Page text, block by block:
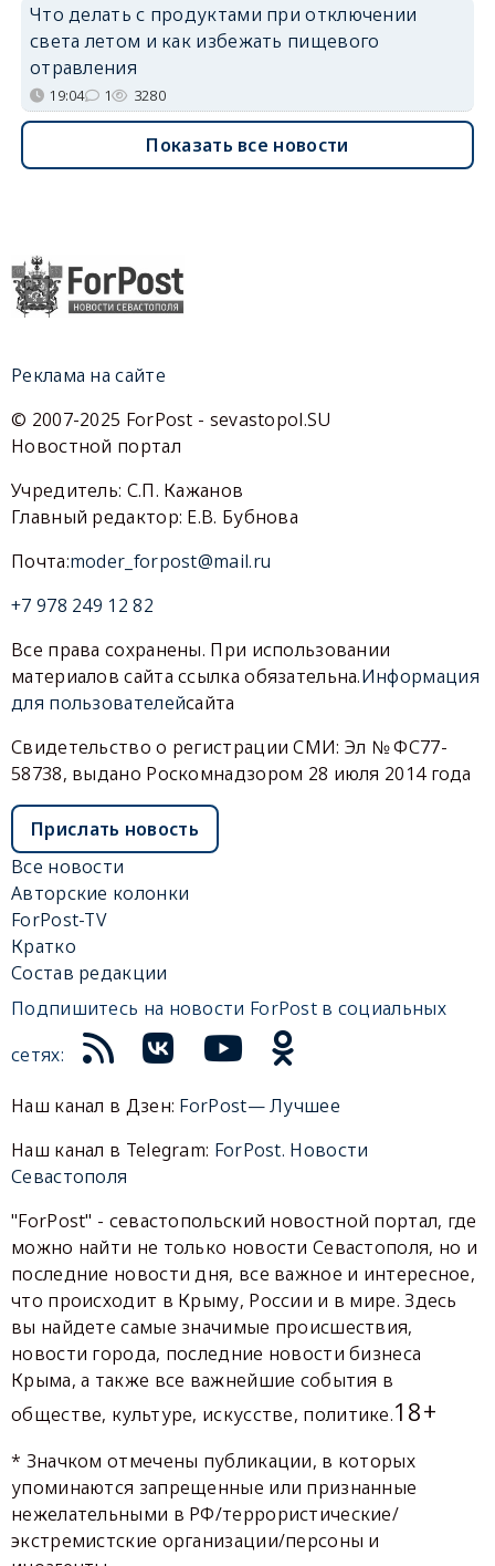
Что делать с продуктами при отключении
света летом и как избежать пищевого
отравления
19:04 1 3280
Показать все новости
Реклама на сайте
© 2007-2025 ForPost - sevastopol.SU
Новостной портал
Учредитель: С.П. Кажанов
Главный редактор: Е.В. Бубнова
Почта:moder_forpost@mail.ru
+7 978 249 12 82
Все права сохранены. При использовании
материалов сайта ссылка обязательна.Информация
для пользователейсайта
Свидетельство о регистрации СМИ: Эл № ФС77-
58738, выдано Роскомнадзором 28 июля 2014 года
Прислать новость
Все новости
Авторские колонки
ForPost-TV
Кратко
Состав редакции
Подпишитесь на новости ForPost в социальных
сетях:
Наш канал в Дзен: ForPost— Лучшее
Наш канал в Telegram: ForPost. Новости
Севастополя
"ForPost" - севастопольский новостной портал, где
можно найти не только новости Севастополя, но и
последние новости дня, все важное и интересное,
что происходит в Крыму, России и в мире. Здесь
вы найдете самые значимые происшествия,
новости города, последние новости бизнеса
Крыма, а также все важнейшие события в
обществе, культуре, искусстве, политике.18+
* Значком отмечены публикации, в которых
упоминаются запрещенные или признанные
нежелательными в РФ/террористические/
экстремистские организации/персоны и